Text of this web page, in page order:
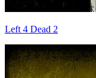
Left 4 Dead 2